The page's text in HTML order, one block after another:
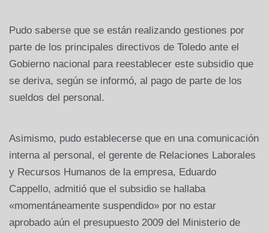
Pudo saberse que se están realizando gestiones por
parte de los principales directivos de Toledo ante el
Gobierno nacional para reestablecer este subsidio que
se deriva, según se informó, al pago de parte de los
sueldos del personal.
Asimismo, pudo establecerse que en una comunicación
interna al personal, el gerente de Relaciones Laborales
y Recursos Humanos de la empresa, Eduardo
Cappello, admitió que el subsidio se hallaba
«momentáneamente suspendido» por no estar
aprobado aún el presupuesto 2009 del Ministerio de